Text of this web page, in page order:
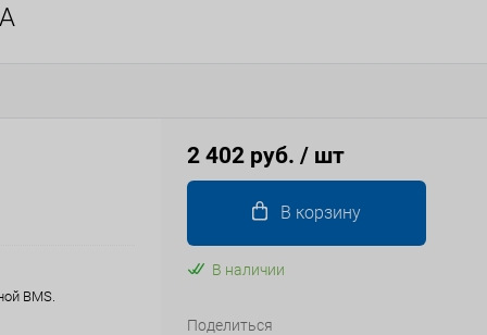
BMS.
2 402 руб. / шт
В корзину
В наличии
Поделиться